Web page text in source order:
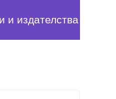
и издателства